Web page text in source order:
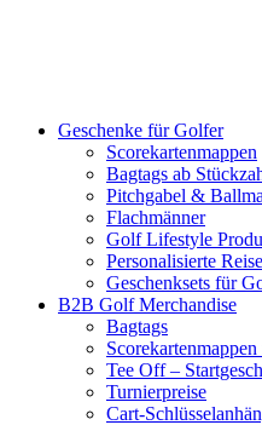
Geschenke für Golfer
Scorekartenmappen
Bagtags ab
Pitchgabel &
Flachmänner
Golf Lifestyle
Personalisierte
Geschenksets für
B2B Golf Merchandise
Bagtags
Tee Off –
Turnierpreise
Cart-